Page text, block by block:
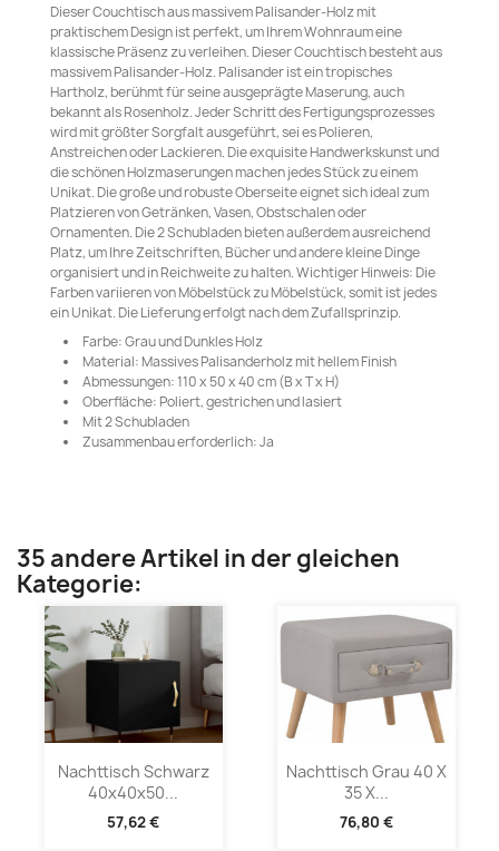
Dieser Couchtisch aus massivem Palisander-Holz mit
praktischem Design ist perfekt, um Ihrem Wohnraum eine
klassische Präsenz zu verleihen. Dieser Couchtisch besteht aus
massivem Palisander-Holz. Palisander ist ein tropisches
Hartholz, berühmt für seine ausgeprägte Maserung, auch
bekannt als Rosenholz. Jeder Schritt des Fertigungsprozesses
wird mit größter Sorgfalt ausgeführt, sei es Polieren,
Anstreichen oder Lackieren. Die exquisite Handwerkskunst und
die schönen Holzmaserungen machen jedes Stück zu einem
Unikat. Die große und robuste Oberseite eignet sich ideal zum
Platzieren von Getränken, Vasen, Obstschalen oder
Ornamenten. Die 2 Schubladen bieten außerdem ausreichend
Platz, um Ihre Zeitschriften, Bücher und andere kleine Dinge
organisiert und in Reichweite zu halten. Wichtiger Hinweis: Die
Farben variieren von Möbelstück zu Möbelstück, somit ist jedes
ein Unikat. Die Lieferung erfolgt nach dem Zufallsprinzip.
Farbe: Grau und Dunkles Holz
Material: Massives Palisanderholz mit hellem Finish
Abmessungen: 110 x 50 x 40 cm (B x T x H)
Oberfläche: Poliert, gestrichen und lasiert
Mit 2 Schubladen
Zusammenbau erforderlich: Ja
35 andere Artikel in der gleichen
Kategorie:
Nachttisch Schwarz
40x40x50...
57,62 €
Nachttisch Grau 40 X
35 X...
76,80 €